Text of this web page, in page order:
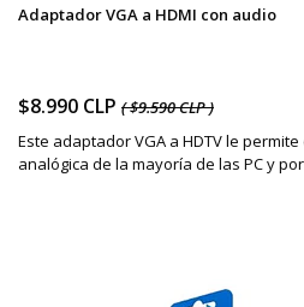
Adaptador VGA a HDMI con audio
$8.990 CLP ( $9.590 CLP )
Este adaptador VGA a HDTV le
analógica de la mayoría de las PC y